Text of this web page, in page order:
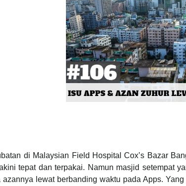
di Malaysian Field Hospital Cox’s Bazar
tepat dan terpakai. Namun masjid setempat
lewat berbanding waktu pada Apps.